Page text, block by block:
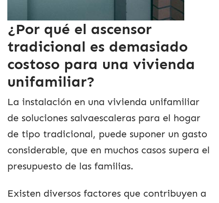
¿Por qué el ascensor
tradicional es demasiado
costoso para una vivienda
unifamiliar?
La instalación en una vivienda unifamiliar
de soluciones salvaescaleras para el hogar
de tipo tradicional, puede suponer un gasto
considerable, que en muchos casos supera el
presupuesto de las familias.
Existen diversos factores que contribuyen a